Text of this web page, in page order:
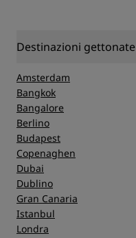
Destinazioni gettonate
Amsterdam
Bangkok
Bangalore
Berlino
Budapest
Copenaghen
Dubai
Dublino
Gran Canaria
Istanbul
Londra